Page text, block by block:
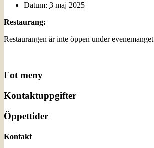
Datum: 3 maj 2025
Restaurang:
Restaurangen är inte öppen under evenemanget
Fot meny
Kontaktuppgifter
Öppettider
Kontakt